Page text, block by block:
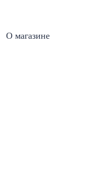
О магазине